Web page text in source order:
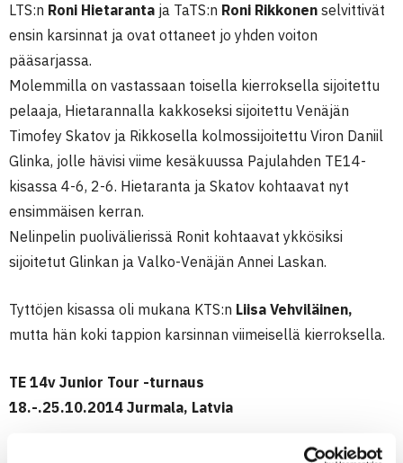
LTS:n Roni Hietaranta ja TaTS:n Roni Rikkonen selvittivät
ensin karsinnat ja ovat ottaneet jo yhden voiton
pääsarjassa.
Molemmilla on vastassaan toisella kierroksella sijoitettu
pelaaja, Hietarannalla kakkoseksi sijoitettu Venäjän
Timofey Skatov ja Rikkosella kolmossijoitettu Viron Daniil
Glinka, jolle hävisi viime kesäkuussa Pajulahden TE14-
kisassa 4-6, 2-6. Hietaranta ja Skatov kohtaavat nyt
ensimmäisen kerran.
Nelinpelin puolivälierissä Ronit kohtaavat ykkösiksi
sijoitetut Glinkan ja Valko-Venäjän Annei Laskan.
Tyttöjen kisassa oli mukana KTS:n Liisa Vehviläinen,
mutta hän koki tappion karsinnan viimeisellä kierroksella.
TE 14v Junior Tour -turnaus
18.-.25.10.2014 Jurmala, Latvia